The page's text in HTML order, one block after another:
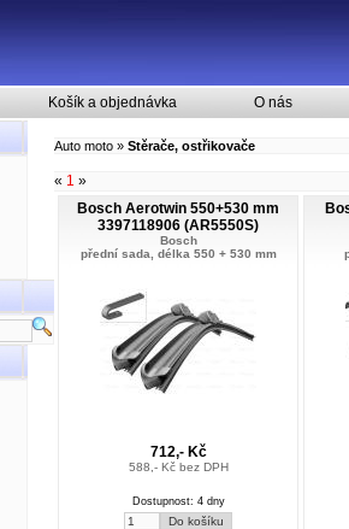
Košík a objednávka O nás
Auto moto » Stěrače, ostřikovače
« 1 »
Bosch Aerotwin 550+530 mm
3397118906 (AR5550S)
Bosch
přední sada, délka 550 + 530 mm
712,- Kč
588,- Kč bez DPH
Dostupnost: 4 dny